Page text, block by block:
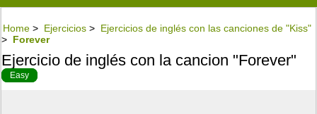
Home > Ejercicios > Ejercicios de inglés con las canciones de "Kiss"
> Forever
Ejercicio de inglés con la cancion "Forever"
Easy